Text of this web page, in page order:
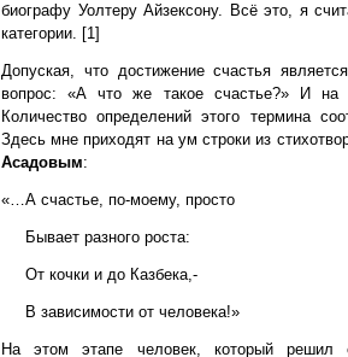
биографу Уолтеру Айзексону. Всё это, я
категории. [1]
Допуская, что достижение счастья
вопрос: «А что же такое счастье?» И на
Количество определений этого термина
Здесь мне приходят на ум строки из
Асадовым:
«…А счастье, по-моему, просто
Бывает разного роста:
От кочки и до Казбека,-
В зависимости от человека!»
На этом этапе человек, который решил